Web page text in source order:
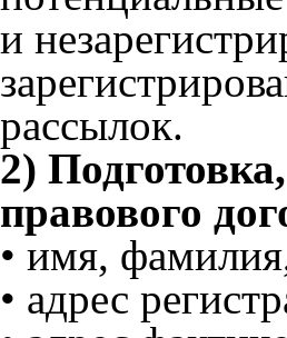
и
рассылок.
2)
правового
• имя,
• адрес